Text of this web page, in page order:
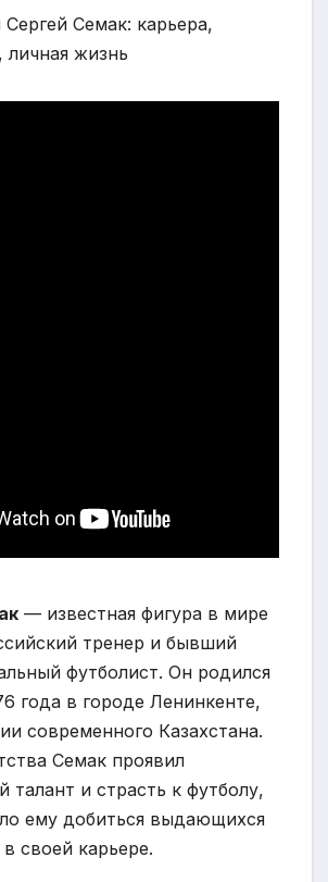
— известная фигура в мире
тренер и бывший
футболист. Он родился
года в городе Ленинкенте,
современного Казахстана.
Семак проявил
талант и страсть к футболу,
ему добиться выдающихся
в своей карьере.